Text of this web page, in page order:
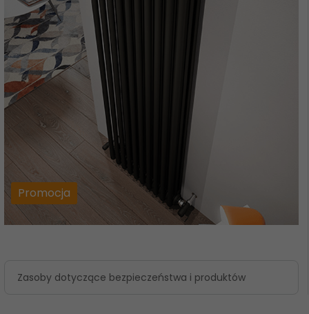
Promocja
Zasoby dotyczące bezpieczeństwa i produktów